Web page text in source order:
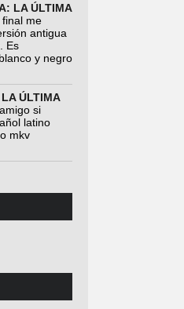
LA ÚLTIMA
final me
antigua
Es
y negro
ÚLTIMA
si
latino
mkv